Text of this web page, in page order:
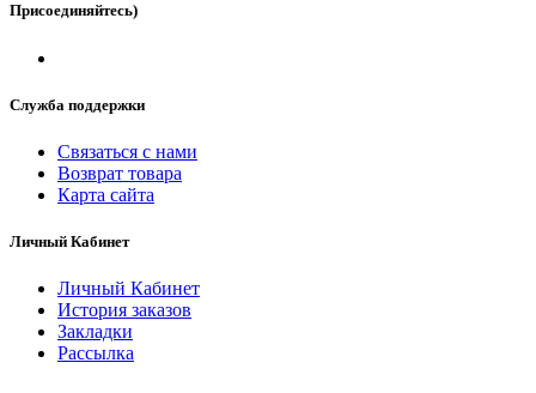
Присоединяйтесь)
Служба поддержки
Связаться с нами
Возврат товара
Карта сайта
Личный Кабинет
Личный Кабинет
История заказов
Закладки
Рассылка